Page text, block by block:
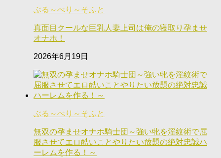
ぶる～べり～そふと
真面目クールな巨乳人妻上司は俺の寝取り孕ませ
オナホ！
2026年6月19日
ぶる～べり～そふと
無双の孕ませオナホ騎士団～強い牝を淫紋術で屈
服させてエロ酷いことやりたい放題の絶対忠誠ハ
ーレムを作る！～